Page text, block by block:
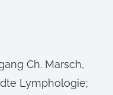
Ch. Marsch,
Lymphologie;